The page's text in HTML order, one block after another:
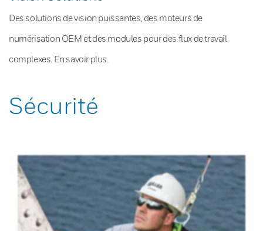
Des solutions de vision puissantes, des moteurs de
numérisation OEM et des modules pour des flux de travail
complexes. En savoir plus.
Sécurité